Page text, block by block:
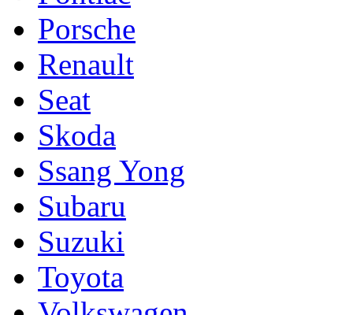
Porsche
Renault
Seat
Skoda
Ssang Yong
Subaru
Suzuki
Toyota